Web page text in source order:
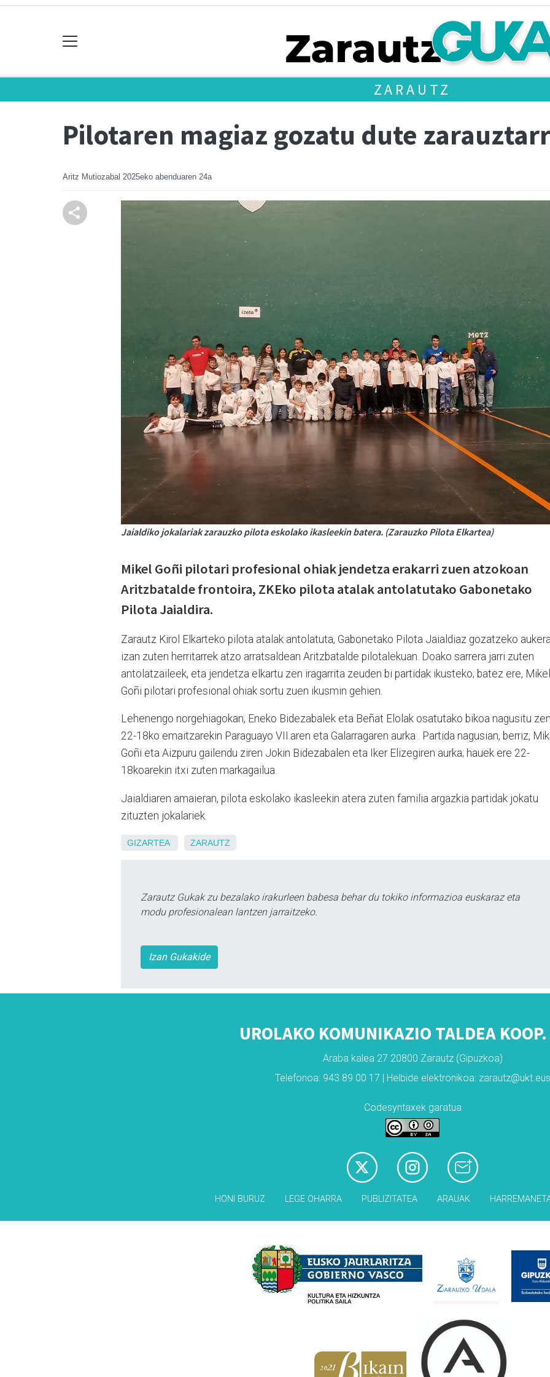
ZARAUTZ
Pilotaren magiaz gozatu dute
Aritz Mutiozabal 2025eko abenduaren 24a
Jaialdiko jokalariak zarauzko pilota eskolako ikasleekin batera. (Zarauzko Pilota Elkartea)
Mikel Goñi pilotari profesional ohiak jendetza erakarri zuen atzokoan
Aritzbatalde frontoira, ZKEko pilota atalak antolatutako Gabonetako
Pilota Jaialdira.
Zarautz Kirol Elkarteko pilota atalak antolatuta, Gabonetako Pilota Jaialdiaz gozatzeko aukera
izan zuten herritarrek atzo arratsaldean Aritzbatalde pilotalekuan. Doako sarrera jarri zuten
antolatzaileek, eta jendetza elkartu zen iragarrita zeuden bi partidak ikusteko; batez ere, Mikel
Goñi pilotari profesional ohiak sortu zuen ikusmin gehien.
Lehenengo norgehiagokan, Eneko Bidezabalek eta Beñat Elolak osatutako bikoa nagusitu zen
22-18ko emaitzarekin Paraguayo VII.aren eta Galarragaren aurka . Partida nagusian, berriz,
Goñi eta Aizpuru gailendu ziren Jokin Bidezabalen eta Iker Elizegiren aurka; hauek ere 22-
18koarekin itxi zuten markagailua.
Jaialdiaren amaieran, pilota eskolako ikasleekin atera zuten familia argazkia partidak jokatu
zituzten jokalariek.
GIZARTEA ZARAUTZ
Zarautz Gukak zu bezalako irakurleen babesa behar du tokiko informazioa euskaraz eta
modu profesionalean lantzen jarraitzeko.
Izan Gukakide
UROLAKO KOMUNIKAZIO TALDEA
Araba kalea 27 20800 Zarautz (Gipuzkoa)
Telefonoa: 943 89 00 17 | Helbide elektronikoa: zarautz@ukt.eus
Codesyntaxek garatua
HONI BURUZ LEGE OHARRA PUBLIZITATEA ARAUAK